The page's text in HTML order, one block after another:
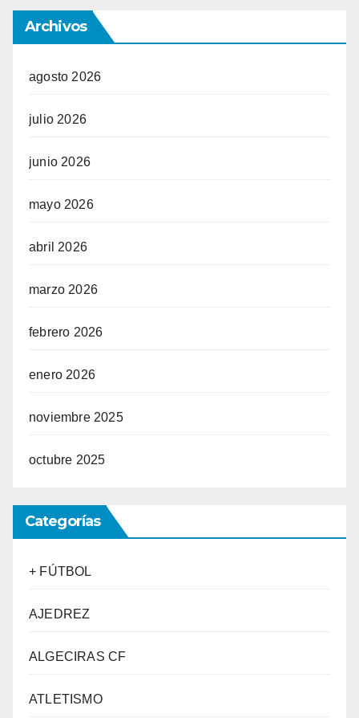
Archivos
agosto 2026
julio 2026
junio 2026
mayo 2026
abril 2026
marzo 2026
febrero 2026
enero 2026
noviembre 2025
octubre 2025
Categorías
+ FÚTBOL
AJEDREZ
ALGECIRAS CF
ATLETISMO